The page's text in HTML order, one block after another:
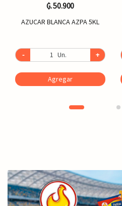
₲. 50.900
AZUCAR BLANCA AZPA 5KL
- Un. +
Agregar